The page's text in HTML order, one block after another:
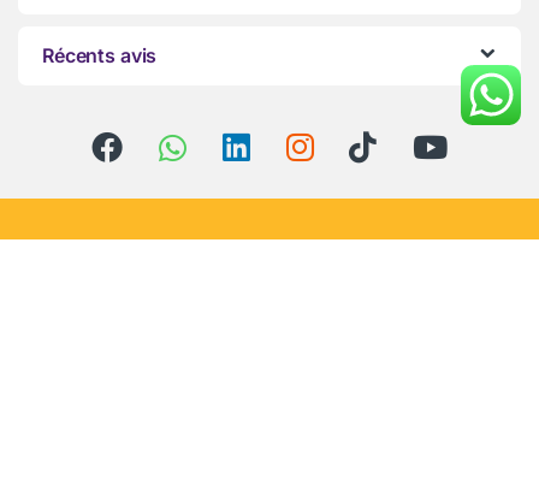
Récents avis